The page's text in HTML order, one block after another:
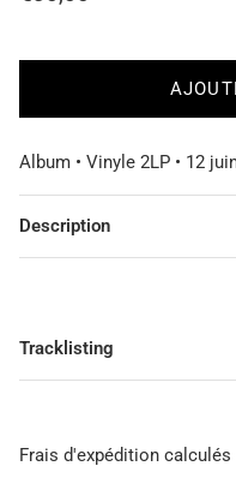
Album • Vinyle 2LP • 12
Description
Tracklisting
Frais d'expédition